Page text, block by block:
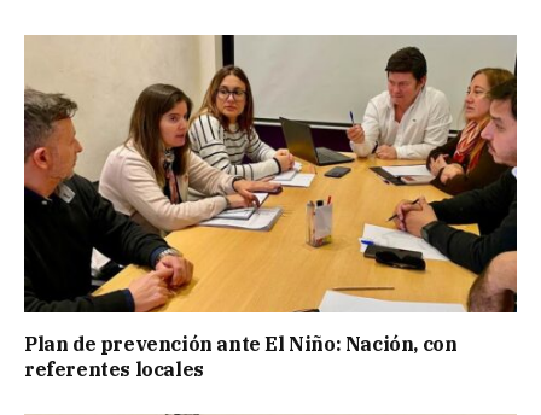
Plan de prevención ante El Niño: Nación, con
referentes locales